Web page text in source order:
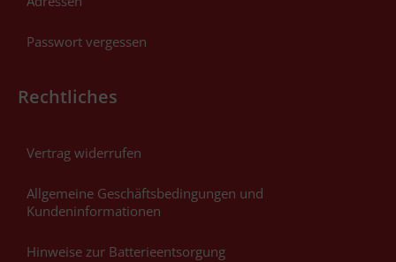
Passwort vergessen
Rechtliches
Vertrag widerrufen
Allgemeine Geschäftsbedingungen und
Kundeninformationen
Hinweise zur Batterieentsorgung